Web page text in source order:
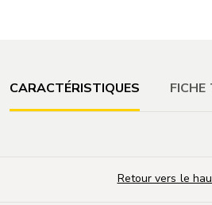
CARACTÉRISTIQUES FICHE
Retour vers le